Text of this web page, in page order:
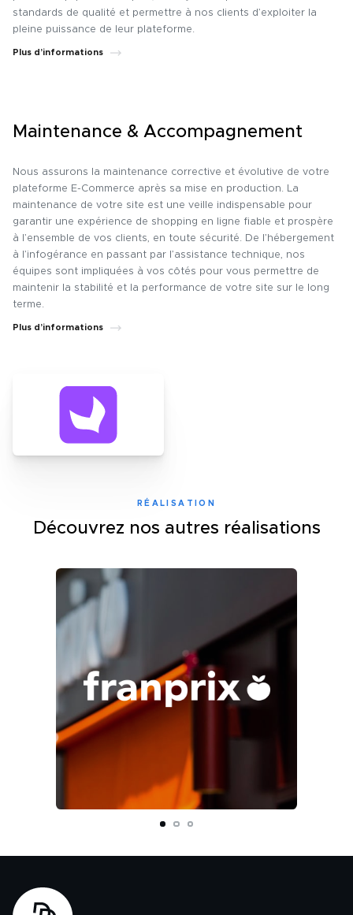
standards de qualité et permettre à nos clients d’exploiter la
pleine puissance de leur plateforme.
Plus d’informations
Maintenance & Accompagnement
Nous assurons la maintenance corrective et évolutive de votre
plateforme E-Commerce après sa mise en production. La
maintenance de votre site est une veille indispensable pour
garantir une expérience de shopping en ligne fiable et prospère
à l’ensemble de vos clients, en toute sécurité. De l’hébergement
à l’infogérance en passant par l’assistance technique, nos
équipes sont impliquées à vos côtés pour vous permettre de
maintenir la stabilité et la performance de votre site sur le long
terme.
Plus d’informations
RÉALISATION
Découvrez nos autres réalisations